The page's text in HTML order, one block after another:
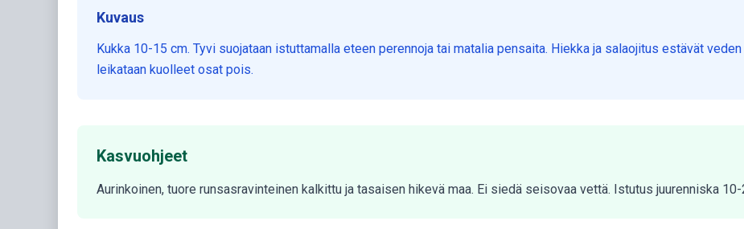
Kuvaus
Kukka 10-15 cm. Tyvi suojataan istuttamalla eteen perennoja tai matalia pensaita. Hiekka ja salaojitus estävät
leikataan kuolleet osat pois.
Kasvuohjeet
Aurinkoinen, tuore runsasravinteinen kalkittu ja tasaisen hikevä maa. Ei siedä seisovaa vettä. Istutus juurenniska